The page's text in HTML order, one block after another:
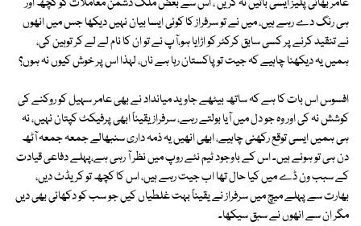
ہی رنگ دے رہے ہیں، میں نے تو سرفراز کا کوئی ایسا بیان نہیں دیکھا جس میں انھوں
نے تنقید کرنے پر کسی سابق کرکٹر کو اڑایا ہو،آپ نے تو ان کا نام لے لے کر توہین کی،
ہمیں یہ دیکھنا چاہیے کہ جیت تو پاکستان رہا ہے ناں، لہذا اس پر خوش کیوں نہ ہوں؟
افسوس اس بات کا ہے کہ ساتھ بیٹھے جاوید میانداد نے بھی عامر سہیل کو روکنے کی
کوشش نہ کی اور وہ جو دل میں آیا بولتے رہے، سرفراز یقیناً ابھی پرفیکٹ کپتان نہیں، نہ
ہی ہمیں ایسی توقع رکھنی چاہیے، ابھی انھیں یہ ذمہ داری سنبھالے جمعہ جمعہ آٹھ
دن ہی تو ہوئے ہیں۔ اس کے باوجود ٹیم نئے روپ میں نظر آ رہی ہے،پہلے دفاعی قیادت
کے سبب ون ڈے میں کیا حال تھا اب جیت رہے ہیں، اس کا کچھ تو کریڈٹ دیں،
بھارت سے پہلے میچ میں سرفراز نے یقیناً بہت غلطیاں کیں جو سب کو دکھائی بھی دیں
مگر ان سے انھوں نے سبق سیکھا۔